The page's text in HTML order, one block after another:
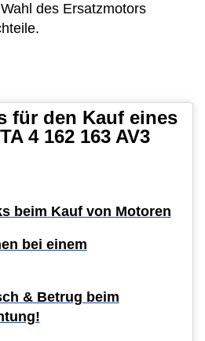
des Ersatzmotors
für den Kauf eines
4 162 163 AV3
beim Kauf von Motoren
bei einem
& Betrug beim